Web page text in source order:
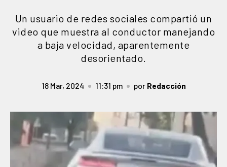
Un usuario de redes sociales compartió un
video que muestra al conductor manejando
a baja velocidad, aparentemente
desorientado.
18 Mar, 2024 11:31 pm por Redacción